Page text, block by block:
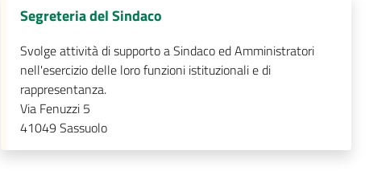
Segreteria del Sindaco
Svolge attività di supporto a Sindaco ed Amministratori
nell'esercizio delle loro funzioni istituzionali e di
rappresentanza.
Via Fenuzzi 5
41049 Sassuolo